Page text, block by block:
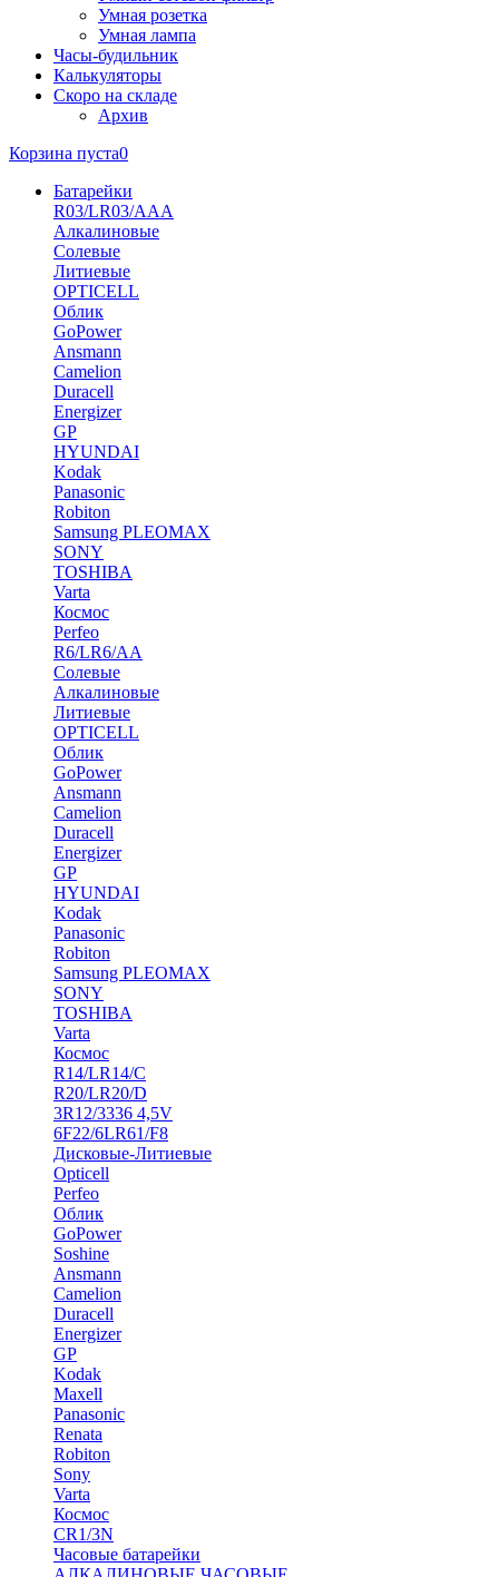
Умная розетка
Умная лампа
Часы-будильник
Калькуляторы
Скоро на складе
Архив
Корзина пуста0
Батарейки
R03/LR03/AAA
Алкалиновые
Солевые
Литиевые
OPTICELL
Облик
GoPower
Ansmann
Camelion
Duracell
Energizer
GP
HYUNDAI
Kodak
Panasonic
Robiton
Samsung PLEOMAX
SONY
TOSHIBA
Varta
Космос
Perfeo
R6/LR6/AA
Солевые
Алкалиновые
Литиевые
OPTICELL
Облик
GoPower
Ansmann
Camelion
Duracell
Energizer
GP
HYUNDAI
Kodak
Panasonic
Robiton
Samsung PLEOMAX
SONY
TOSHIBA
Varta
Космос
R14/LR14/C
R20/LR20/D
3R12/3336 4,5V
6F22/6LR61/F8
Дисковые-Литиевые
Opticell
Perfeo
Облик
GoPower
Soshine
Ansmann
Camelion
Duracell
Energizer
GP
Kodak
Maxell
Panasonic
Renata
Robiton
Sony
Varta
Космос
CR1/3N
Часовые батарейки